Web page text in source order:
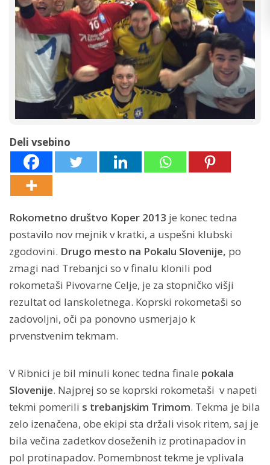
Deli vsebino
Rokometno društvo Koper 2013 je konec tedna
postavilo nov mejnik v kratki, a uspešni klubski
zgodovini. Drugo mesto na Pokalu Slovenije, po
zmagi nad Trebanjci so v finalu klonili pod
rokometaši Pivovarne Celje, je za stopničko višji
rezultat od lanskoletnega. Koprski rokometaši so
zadovoljni, oči pa ponovno usmerjajo k
prvenstvenim tekmam.
V Ribnici je bil minuli konec tedna finale pokala
Slovenije. Najprej so se koprski rokometaši v napeti
tekmi pomerili s trebanjskim Trimom. Tekma je bila
zelo izenačena, obe ekipi sta držali visok ritem, saj je
bila večina zadetkov doseženih iz protinapadov in
pol protinapadov. Pomembnost tekme je vplivala